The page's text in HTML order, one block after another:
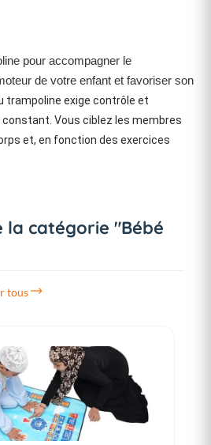
pour accompagner le
de votre enfant et favoriser son
trampoline exige contrôle et
Vous ciblez les membres
et, en fonction des exercices
la catégorie "Bébé
tous